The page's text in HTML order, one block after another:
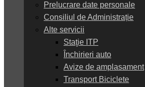
Prelucrare date personale
Consiliul de Administrație
Alte servicii
Staţie ITP
Închirieri auto
Avize de amplasament
Transport Biciclete